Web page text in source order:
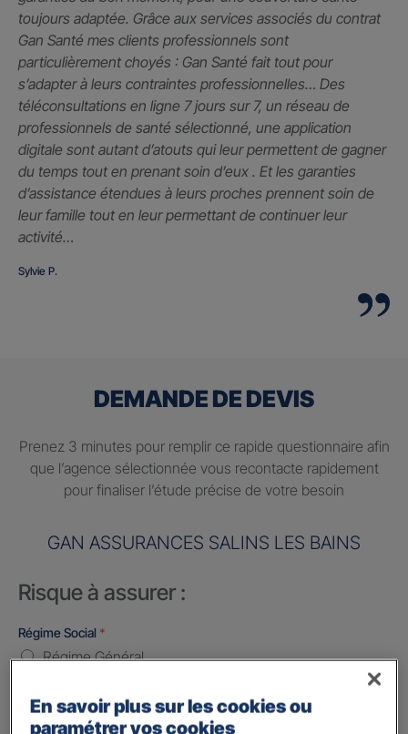
toujours adaptée. Grâce aux services associés du contrat
Gan Santé mes clients professionnels sont
particulièrement choyés : Gan Santé fait tout pour
s’adapter à leurs contraintes professionnelles… Des
téléconsultations en ligne 7 jours sur 7, un réseau de
professionnels de santé sélectionné, une application
digitale sont autant d’atouts qui leur permettent de gagner
du temps tout en prenant soin d’eux . Et les garanties
d’assistance étendues à leurs proches prennent soin de
leur famille tout en leur permettant de continuer leur
activité…
Sylvie P.
DEMANDE DE DEVIS
Prenez 3 minutes pour remplir ce rapide questionnaire afin
que l’agence sélectionnée vous recontacte rapidement
pour finaliser l’étude précise de votre besoin
GAN ASSURANCES SALINS LES BAINS
Risque à assurer :
Régime Social *
Régime Général
Régime Agricole
En savoir plus sur les cookies ou
paramétrer vos cookies